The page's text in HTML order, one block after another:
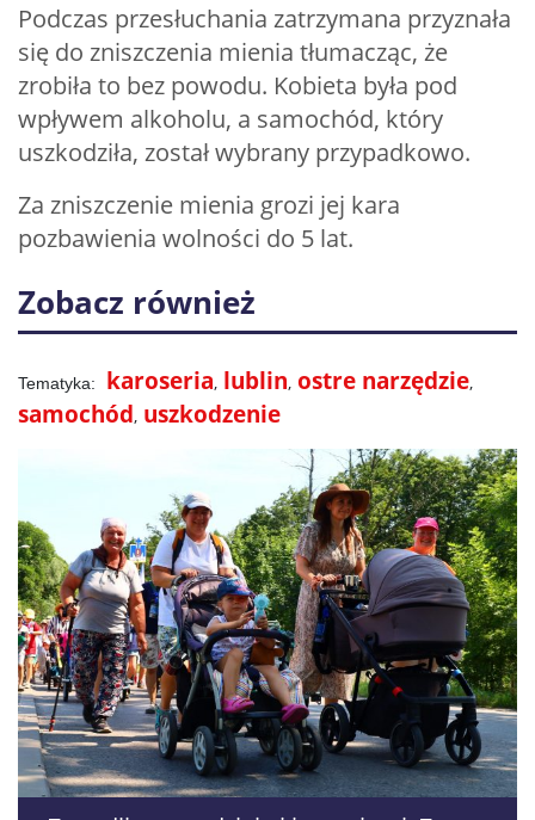
Podczas przesłuchania zatrzymana przyznała
się do zniszczenia mienia tłumacząc, że
zrobiła to bez powodu. Kobieta była pod
wpływem alkoholu, a samochód, który
uszkodziła, został wybrany przypadkowo.
Za zniszczenie mienia grozi jej kara
pozbawienia wolności do 5 lat.
Zobacz również
karoseria lublin ostre narzędzie
samochód uszkodzenie